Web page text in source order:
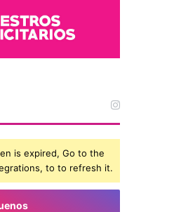
is expired, Go to the
to to refresh it.